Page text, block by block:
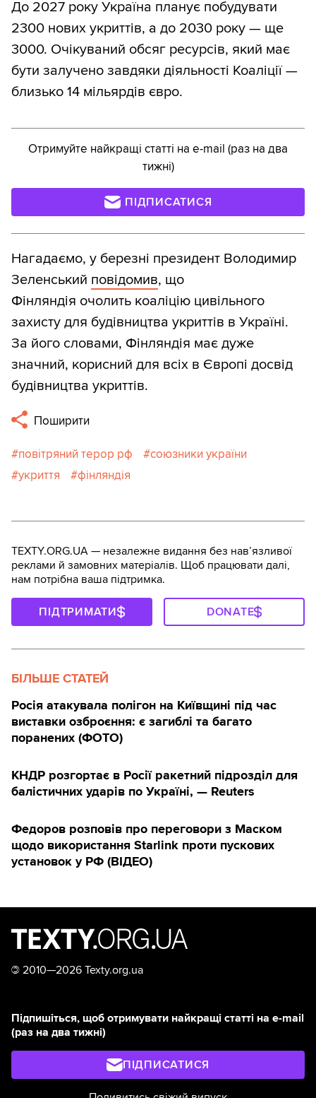
До 2027 року Україна планує побудувати
2300 нових укриттів, а до 2030 року — ще
3000. Очікуваний обсяг ресурсів, який має
бути залучено завдяки діяльності Коаліції —
близько 14 мільярдів євро.
Отримуйте найкращі статті на e-mail (раз на два
тижні)
ПІДПИСАТИСЯ
Нагадаємо, у березні президент Володимир
Зеленський повідомив, що
Фінляндія очолить коаліцію цивільного
захисту для будівництва укриттів в Україні.
За його словами, Фінляндія має дуже
значний, корисний для всіх в Європі досвід
будівництва укриттів.
Поширити
повітряний терор рф
союзники україни
укриття
фінляндія
TEXTY.ORG.UA — незалежне видання без навʼязливої
реклами й замовних матеріалів. Щоб працювати далі,
нам потрібна ваша підтримка.
ПІДТРИМАТИ DONATE
БІЛЬШЕ СТАТЕЙ
Росія атакувала полігон на Київщині під час
виставки озброєння: є загиблі та багато
поранених (ФОТО)
КНДР розгортає в Росії ракетний підрозділ для
балістичних ударів по Україні, — Reuters
Федоров розповів про переговори з Маском
щодо використання Starlink проти пускових
установок у РФ (ВІДЕО)
© 2010—2026 Texty.org.ua
Підпишіться, щоб отримувати найкращі статті на e-mail
(раз на два тижні)
ПІДПИСАТИСЯ